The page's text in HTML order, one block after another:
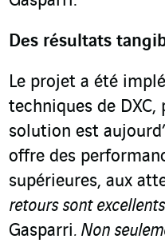
Des résultats
Le projet a été
techniques de DXC,
solution est
offre des
supérieures, aux
retours sont excellents
Gasparri. Non